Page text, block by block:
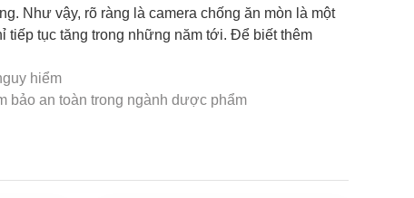
Như vậy, rõ ràng là camera chống ăn mòn là một
tiếp tục tăng trong những năm tới. Để biết thêm
hiểm
bảo an toàn trong ngành dược phẩm